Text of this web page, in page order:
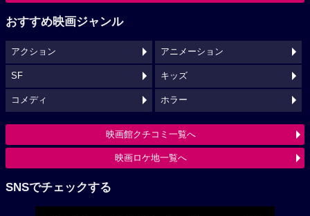
おすすめ映画ジャンル
アクション アニメーション
SF キッズ
コメディ ホラー
映画館クチコミ一覧へ
映画ロケ地一覧へ
SNSでチェックする